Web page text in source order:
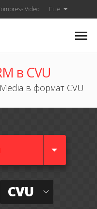
Video Ещё
в CVU
в формат CVU
CVU